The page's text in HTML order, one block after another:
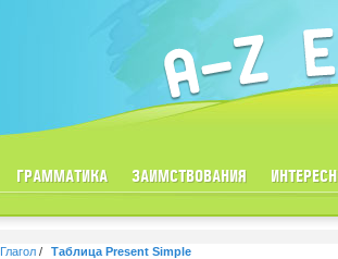
ГРАММАТИКА ЗАИМСТВОВАНИЯ
Глагол Таблица Present Simple